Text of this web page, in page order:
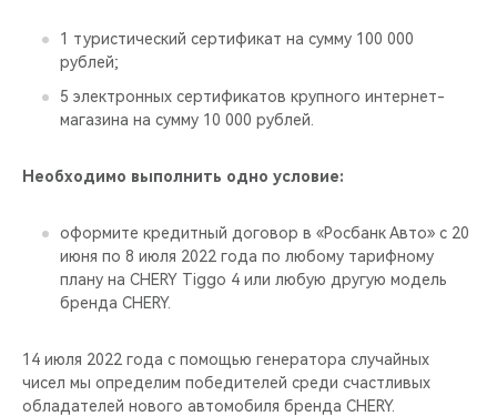
1 туристический сертификат на сумму 100 000
рублей;
5 электронных сертификатов крупного интернет-
магазина на сумму 10 000 рублей.
Необходимо выполнить одно условие:
оформите кредитный договор в «Росбанк Авто» с 20
июня по 8 июля 2022 года по любому тарифному
плану на CHERY Tiggo 4 или любую другую модель
бренда CHERY.
14 июля 2022 года с помощью генератора случайных
чисел мы определим победителей среди счастливых
обладателей нового автомобиля бренда CHERY.